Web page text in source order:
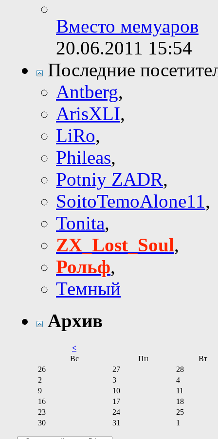
Вместо мемуаров
20.06.2011 15:54
Последние
Antberg,
ArisXLI,
LiRo,
Phileas,
Potniy ZADR,
SoitoTemoAlone11,
Tonita,
ZX_Lost_Soul,
Рольф,
Темный
Архив
<
Вс
Пн
Вт
26
27
28
2
3
4
9
10
11
16
17
18
23
24
25
30
31 1